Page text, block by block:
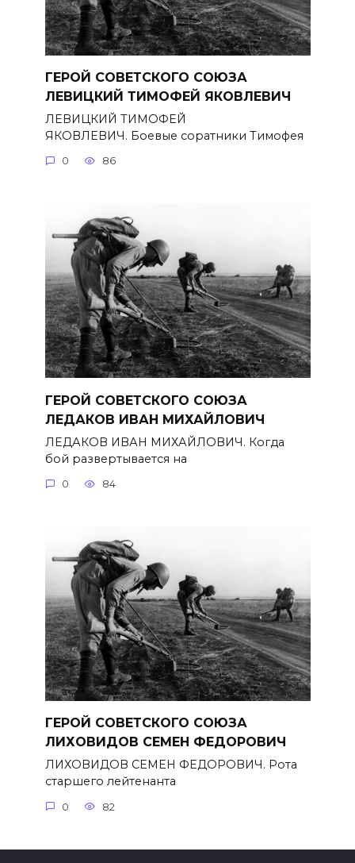
ГЕРОЙ СОВЕТСКОГО СОЮЗА
ЛЕВИЦКИЙ ТИМОФЕЙ ЯКОВЛЕВИЧ
ЛЕВИЦКИЙ ТИМОФЕЙ
ЯКОВЛЕВИЧ. Боевые соратники Тимофея
0 86
ГЕРОЙ СОВЕТСКОГО СОЮЗА
ЛЕДАКОВ ИВАН МИХАЙЛОВИЧ
ЛЕДАКОВ ИВАН МИХАЙЛОВИЧ. Когда
бой развертывается на
0 84
ГЕРОЙ СОВЕТСКОГО СОЮЗА
ЛИХОВИДОВ СЕМЕН ФЕДОРОВИЧ
ЛИХОВИДОВ СЕМЕН ФЕДОРОВИЧ. Рота
старшего лейтенанта
0 82